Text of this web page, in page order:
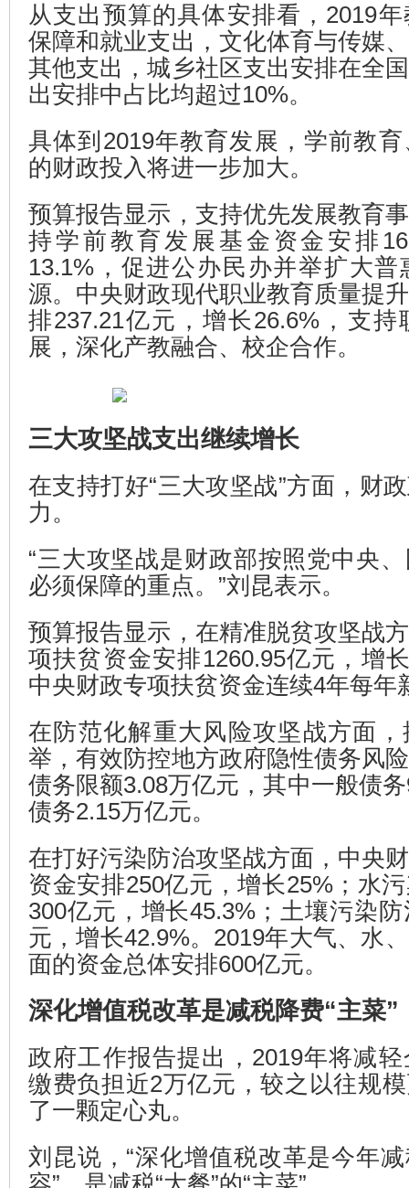
从支出预算的具体安排看，2019
保障和就业支出，文化体育与传媒
其他支出，城乡社区支出安排在全
出安排中占比均超过10%。
具体到2019年教育发展，学前教
的财政投入将进一步加大。
预算报告显示，支持优先发展教育
持学前教育发展基金资金安排
13.1%，促进公办民办并举扩大
源。中央财政现代职业教育质量提
排237.21亿元，增长26.6%，支
展，深化产教融合、校企合作。
三大攻坚战支出继续增长
在支持打好“三大攻坚战”方面，财
力。
“三大攻坚战是财政部按照党中央
必须保障的重点。”刘昆表示。
预算报告显示，在精准脱贫攻坚战
项扶贫资金安排1260.95亿元，增
中央财政专项扶贫资金连续4年每年
在防范化解重大风险攻坚战方面
举，有效防控地方政府隐性债务风
债务限额3.08万亿元，其中一般债
债务2.15万亿元。
在打好污染防治攻坚战方面，中央
资金安排250亿元，增长25%；水
300亿元，增长45.3%；土壤污染
元，增长42.9%。2019年大气、水
面的资金总体安排600亿元。
深化增值税改革是减税降费“主菜”
政府工作报告提出，2019年将减
缴费负担近2万亿元，较之以往规
了一颗定心丸。
刘昆说，“深化增值税改革是今年